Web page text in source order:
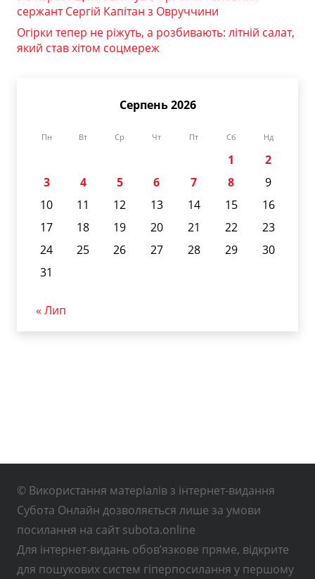
сержант Сергій Капітан з Овруччини
Огірки тепер не ріжуть, а розбивають: літній салат,
який став хітом соцмереж
Серпень 2026
Пн Вт Ср Чт Пт Сб Нд
1
2
3
4 5 6 7 8
9
10
11 12 13 14 15
16
17
18 19 20 21 22
23
24
25 26 27 28 29
30
31
« Лип
© Використання матеріалів з інтернет-видання
Субота Онлайн дозволяється лише за умови
посилання на сайт subota.online
Для інтернет-видань обов’язкове пряме, відкрите
для пошукових систем гіперпосилання у першому